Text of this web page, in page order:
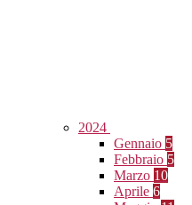
2024
Gennaio 5
Febbraio 5
Marzo 10
Aprile 6